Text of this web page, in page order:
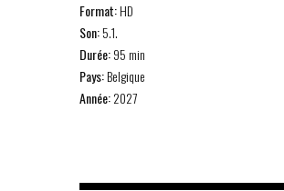
Format:HD
Son:5.1.
Durée:95 min
Pays:Belgique
Année:2027